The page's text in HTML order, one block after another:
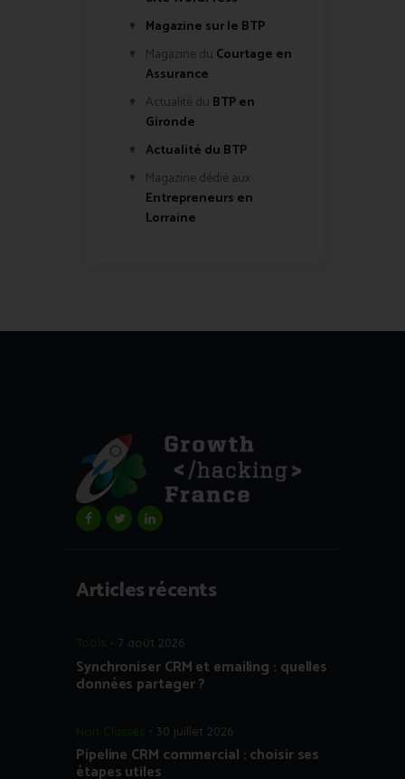
Magazine sur le BTP
Magazine du Courtage en
Assurance
Actualité du BTP en
Gironde
Actualité du BTP
Magazine dédié aux
Entrepreneurs en
Lorraine
Articles récents
Tools 7 août 2026
Synchroniser CRM et emailing : quelles
données partager ?
Non Classés 30 juillet 2026
Pipeline CRM commercial : choisir ses
étapes utiles